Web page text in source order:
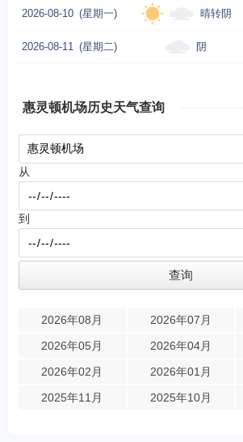
2026-08-10 (星期一) 晴转阴
2026-08-11 (星期二) 阴
惠灵顿机场历史天气查询
从
到
2026年08月 2026年07月
2026年05月
2026年04月
2026年02月
2026年01月
2025年11月
2025年10月